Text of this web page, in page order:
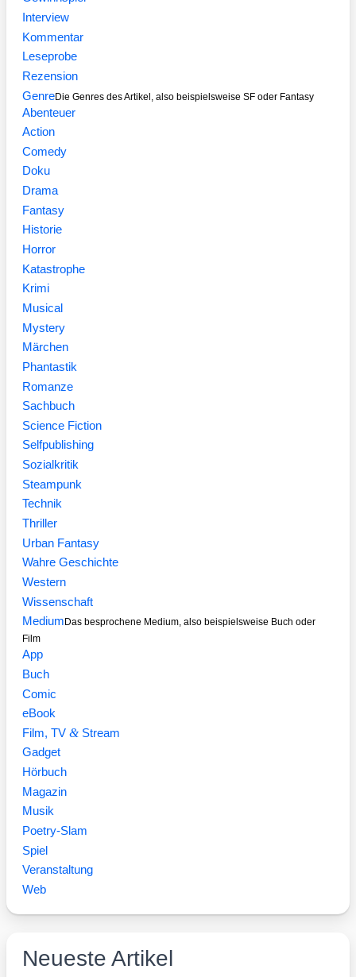
Interview
Kommentar
Leseprobe
Rezension
GenreDie Genres des Artikel, also beispielsweise SF oder Fantasy
Abenteuer
Action
Comedy
Doku
Drama
Fantasy
Historie
Horror
Katastrophe
Krimi
Musical
Mystery
Märchen
Phantastik
Romanze
Sachbuch
Science Fiction
Selfpublishing
Sozialkritik
Steampunk
Technik
Thriller
Urban Fantasy
Wahre Geschichte
Western
Wissenschaft
Medium Das besprochene Medium, also beispielsweise Buch oder
Film
App
Buch
Comic
eBook
Film, TV&Stream
Gadget
Hörbuch
Magazin
Musik
Poetry-Slam
Spiel
Veranstaltung
Web
Neueste Artikel